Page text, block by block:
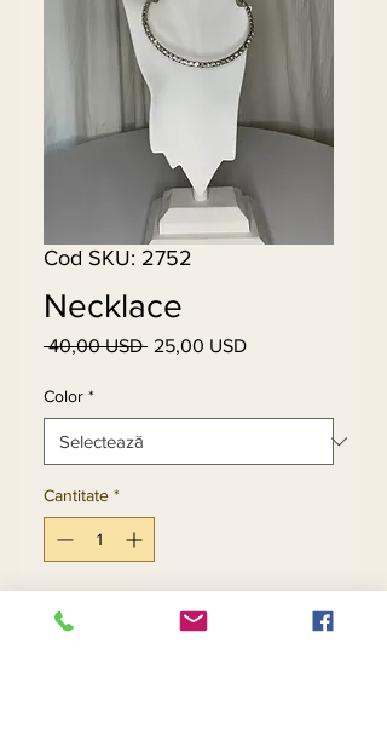
Cod SKU: 2752
Necklace
40,00 USD Preț
25,00 USDPreț
Color *
Cantitate *
Adaugă în coș